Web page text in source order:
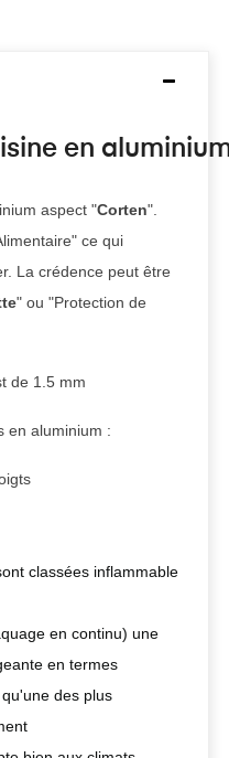
en
aspect "Corten".
ce qui
La crédence peut être
" ou "Protection de
de 1.5 mm
en aluminium :
classées inflammable
en continu) une
en termes
des plus